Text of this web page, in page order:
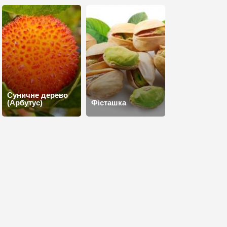
Суничне дерево
(Арбутус)
Фісташка